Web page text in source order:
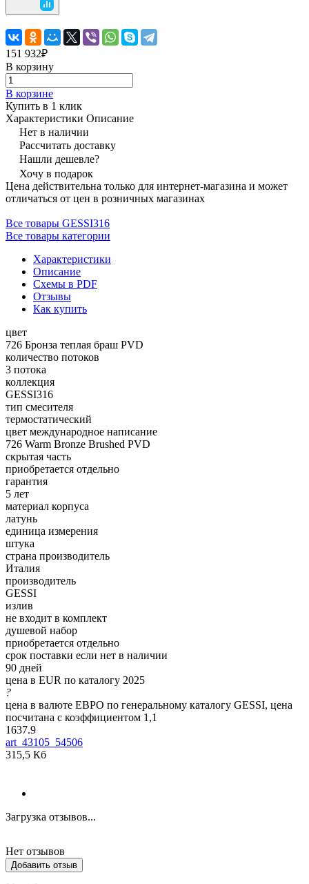
151 932₽
В корзину
В корзине
Купить в 1 клик
Характеристики Описание
Нет в наличии
Рассчитать доставку
Нашли дешевле?
Хочу в подарок
Цена действительна только для интернет-магазина и может
отличаться от цен в розничных магазинах
Все товары GESSI316
Все товары категории
Характеристики
Описание
Схемы в PDF
Отзывы
Как купить
цвет
726 Бронза теплая браш PVD
количество потоков
3 потока
коллекция
GESSI316
тип смесителя
термостатический
цвет международное написание
726 Warm Bronze Brushed PVD
скрытая часть
приобретается отдельно
гарантия
5 лет
материал корпуса
латунь
единица измерения
штука
страна производитель
Италия
производитель
GESSI
излив
не входит в комплект
душевой набор
приобретается отдельно
срок поставки если нет в наличии
90 дней
цена в EUR по каталогу 2025
?
цена в валюте ЕВРО по генеральному каталогу GESSI, цена
посчитана с коэффициентом 1,1
1637.9
art_43105_54506
315,5 Кб
Загрузка отзывов...
Нет отзывов
Добавить отзыв